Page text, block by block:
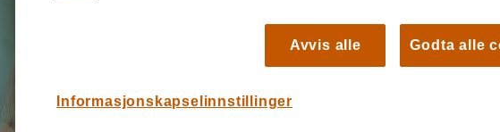
og
Informasjonskapselinnstillinger
Avvis alle Godta alle